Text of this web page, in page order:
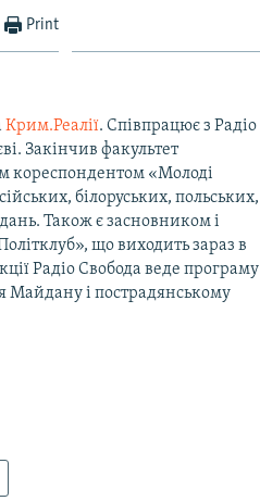
Print
Крим.Реалії. Співпрацює з Радіо
Закінчив факультет
кореспондентом «Молоді
білоруських, польських,
Також є засновником і
що виходить зараз в
Радіо Свобода веде програму
Майдану і пострадянському